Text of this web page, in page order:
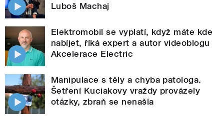
Luboš Machaj
Elektromobil se vyplatí, když máte kde
nabíjet, říká expert a autor videoblogu
Akcelerace Electric
Manipulace s těly a chyba patologa.
Šetření Kuciakovy vraždy provázely
otázky, zbraň se nenašla